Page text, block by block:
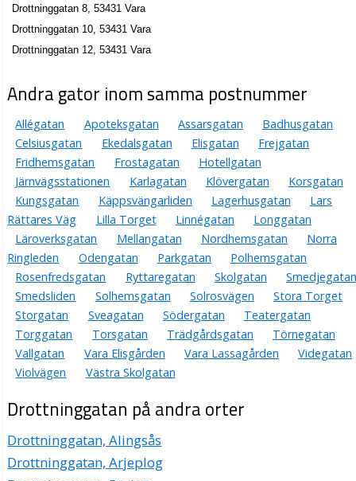
Drottninggatan 5, 53431 Vara
Vara Sparköp AB
0512-10083
Drottninggatan 8, 53431 Vara
Drottninggatan 10, 53431 Vara
Drottninggatan 12, 53431 Vara
Andra gator inom samma postnummer
Allégatan Apoteksgatan Assarsgatan
Badhusgatan
Celsiusgatan
Ekedalsgatan Elisgatan
Frejgatan
Fridhemsgatan
Frostagatan
Hotellgatan
Järnvägsstationen
Karlagatan Klövergatan
Korsgatan
Kungsgatan
Käppsvängarliden Lagerhusgatan
Lars
Rättares Väg
Lilla Torget Linnégatan
Longgatan
Läroverksgatan
Mellangatan Nordhemsgatan
Norra
Ringleden
Odengatan Parkgatan
Polhemsgatan
Rosenfredsgatan
Ryttaregatan Skolgatan
Smedjegatan
Smedsliden
Solhemsgatan Solrosvägen
Stora Torget
Storgatan
Sveagatan Södergatan
Teatergatan
Torggatan
Torsgatan Trädgårdsgatan
Törnegatan
Vallgatan
Vara Elisgården Vara Lassagården
Videgatan
Violvägen
Västra Skolgatan
Drottninggatan på andra orter
Drottninggatan, Alingsås
Drottninggatan, Arjeplog